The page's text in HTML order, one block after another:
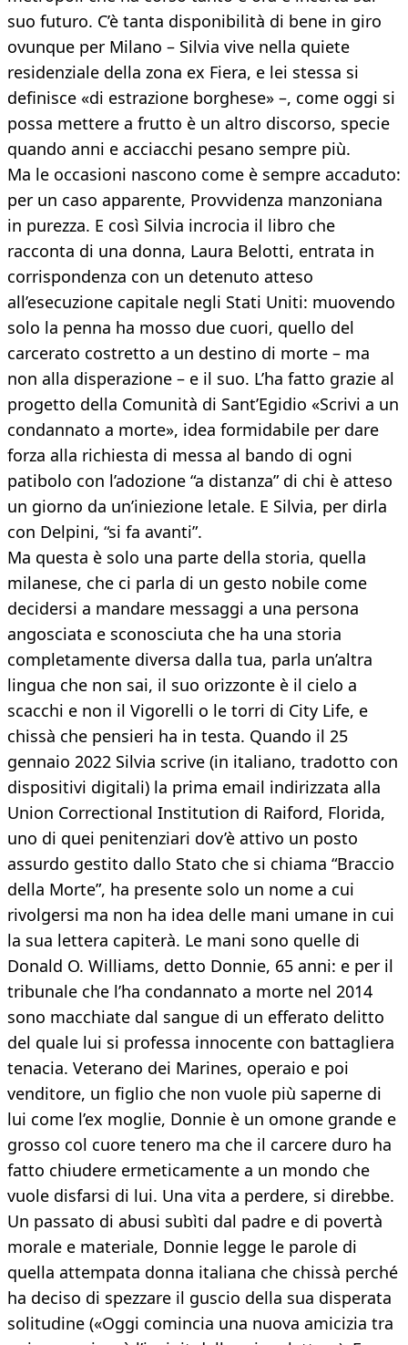
suo futuro. C’è tanta disponibilità di bene in giro
ovunque per Milano – Silvia vive nella quiete
residenziale della zona ex Fiera, e lei stessa si
definisce «di estrazione borghese» –, come oggi si
possa mettere a frutto è un altro discorso, specie
quando anni e acciacchi pesano sempre più.
Ma le occasioni nascono come è sempre accaduto:
per un caso apparente, Provvidenza manzoniana
in purezza. E così Silvia incrocia il libro che
racconta di una donna, Laura Belotti, entrata in
corrispondenza con un detenuto atteso
all’esecuzione capitale negli Stati Uniti: muovendo
solo la penna ha mosso due cuori, quello del
carcerato costretto a un destino di morte – ma
non alla disperazione – e il suo. L’ha fatto grazie al
progetto della Comunità di Sant’Egidio «Scrivi a un
condannato a morte», idea formidabile per dare
forza alla richiesta di messa al bando di ogni
patibolo con l’adozione “a distanza” di chi è atteso
un giorno da un’iniezione letale. E Silvia, per dirla
con Delpini, “si fa avanti”.
Ma questa è solo una parte della storia, quella
milanese, che ci parla di un gesto nobile come
decidersi a mandare messaggi a una persona
angosciata e sconosciuta che ha una storia
completamente diversa dalla tua, parla un’altra
lingua che non sai, il suo orizzonte è il cielo a
scacchi e non il Vigorelli o le torri di City Life, e
chissà che pensieri ha in testa. Quando il 25
gennaio 2022 Silvia scrive (in italiano, tradotto con
dispositivi digitali) la prima email indirizzata alla
Union Correctional Institution di Raiford, Florida,
uno di quei penitenziari dov’è attivo un posto
assurdo gestito dallo Stato che si chiama “Braccio
della Morte”, ha presente solo un nome a cui
rivolgersi ma non ha idea delle mani umane in cui
la sua lettera capiterà. Le mani sono quelle di
Donald O. Williams, detto Donnie, 65 anni: e per il
tribunale che l’ha condannato a morte nel 2014
sono macchiate dal sangue di un efferato delitto
del quale lui si professa innocente con battagliera
tenacia. Veterano dei Marines, operaio e poi
venditore, un figlio che non vuole più saperne di
lui come l’ex moglie, Donnie è un omone grande e
grosso col cuore tenero ma che il carcere duro ha
fatto chiudere ermeticamente a un mondo che
vuole disfarsi di lui. Una vita a perdere, si direbbe.
Un passato di abusi subìti dal padre e di povertà
morale e materiale, Donnie legge le parole di
quella attempata donna italiana che chissà perché
ha deciso di spezzare il guscio della sua disperata
solitudine («Oggi comincia una nuova amicizia tra